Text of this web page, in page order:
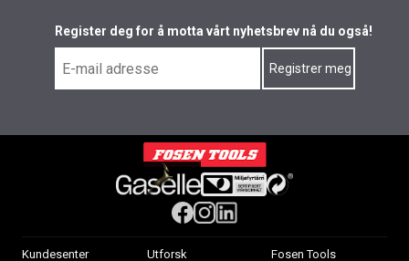
Register deg for å motta vårt nyhetsbrev nå du også!
Kundesenter Utforsk Fosen Tools